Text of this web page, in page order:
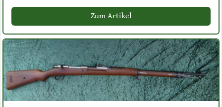
Zum Artikel